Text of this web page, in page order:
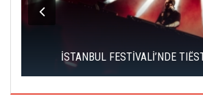
İSTANBUL FESTİVALİ’NDE